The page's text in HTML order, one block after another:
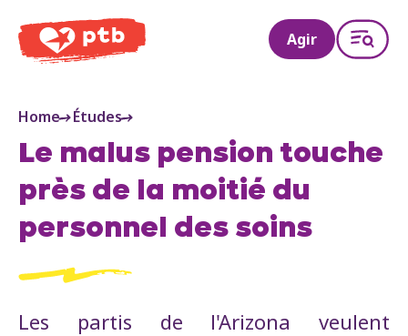
PTB
Agir
Home Études
Le malus pension touche
près de la moitié du
personnel des soins
Les partis de l'Arizona veulent